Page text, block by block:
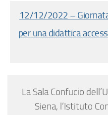
12/12/2022 –
per una didattica
La Sala Confucio
Siena, l’Istituto